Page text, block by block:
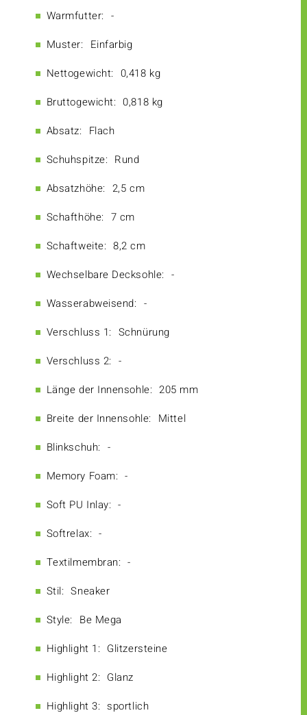
Warmfutter: -
Muster: Einfarbig
Nettogewicht: 0,418 kg
Bruttogewicht: 0,818 kg
Absatz: Flach
Schuhspitze: Rund
Absatzhöhe: 2,5 cm
Schafthöhe: 7 cm
Schaftweite: 8,2 cm
Wechselbare Decksohle: -
Wasserabweisend: -
Verschluss 1: Schnürung
Verschluss 2: -
Länge der Innensohle: 205 mm
Breite der Innensohle: Mittel
Blinkschuh: -
Memory Foam: -
Soft PU Inlay: -
Softrelax: -
Textilmembran: -
Stil: Sneaker
Style: Be Mega
Highlight 1: Glitzersteine
Highlight 2: Glanz
Highlight 3: sportlich